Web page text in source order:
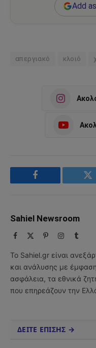
Add
απεργιακό κλοιό
Facebook
Sahiel Newsroom
Facebook PinterestInstagram
Tumblr
Το Sahiel.gr είναι
και ανάλυσης με
ασφάλεια, τα εθνικά
που επηρεάζουν την
ΔΕΙΤΕ ΕΠΙΣΗΣ →